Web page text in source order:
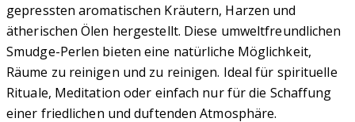
gepressten aromatischen Kräutern, Harzen und
ätherischen Ölen hergestellt. Diese umweltfreundlichen
Smudge-Perlen bieten eine natürliche Möglichkeit,
Räume zu reinigen und zu reinigen. Ideal für spirituelle
Rituale, Meditation oder einfach nur für die Schaffung
einer friedlichen und duftenden Atmosphäre.